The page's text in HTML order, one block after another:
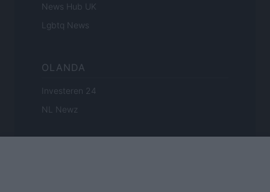
News Hub UK
Lgbtq News
OLANDA
Investeren 24
NL Newz